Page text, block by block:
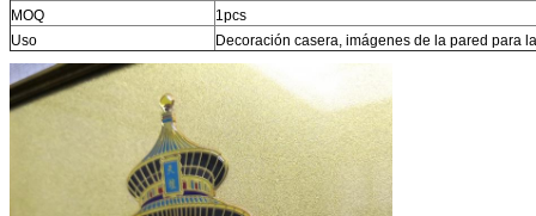
MOQ
1pcs
Uso
Decoración casera, imágenes de la pared para